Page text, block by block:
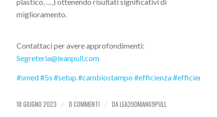
miglioramento.
Contattaci per avere approfondimenti:
Segreteria@leanpull.com
#smed#5s #setup #cambiostampo #efficienza
18 GIUGNO 2023 / 0 COMMENTI / DALEA39DMAN69PULL